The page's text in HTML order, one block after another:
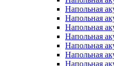
Напольная
Напольная
Напольная
Напольная
Напольная
Напольная
Напольная